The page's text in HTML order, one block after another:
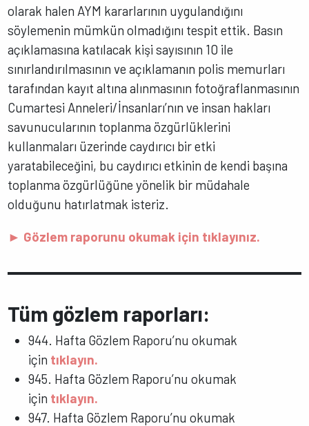
olarak halen AYM kararlarının uygulandığını
söylemenin mümkün olmadığını tespit ettik. Basın
açıklamasına katılacak kişi sayısının 10 ile
sınırlandırılmasının ve açıklamanın polis memurları
tarafından kayıt altına alınmasının fotoğraflanmasının
Cumartesi Anneleri/İnsanları’nın ve insan hakları
savunucularının toplanma özgürlüklerini
kullanmaları üzerinde caydırıcı bir etki
yaratabileceğini, bu caydırıcı etkinin de kendi başına
toplanma özgürlüğüne yönelik bir müdahale
olduğunu hatırlatmak isteriz.
► Gözlem raporunu okumak için tıklayınız.
Tüm gözlem raporları:
944. Hafta Gözlem Raporu’nu okumak
için tıklayın.
945. Hafta Gözlem Raporu’nu okumak
için tıklayın.
947. Hafta Gözlem Raporu’nu okumak